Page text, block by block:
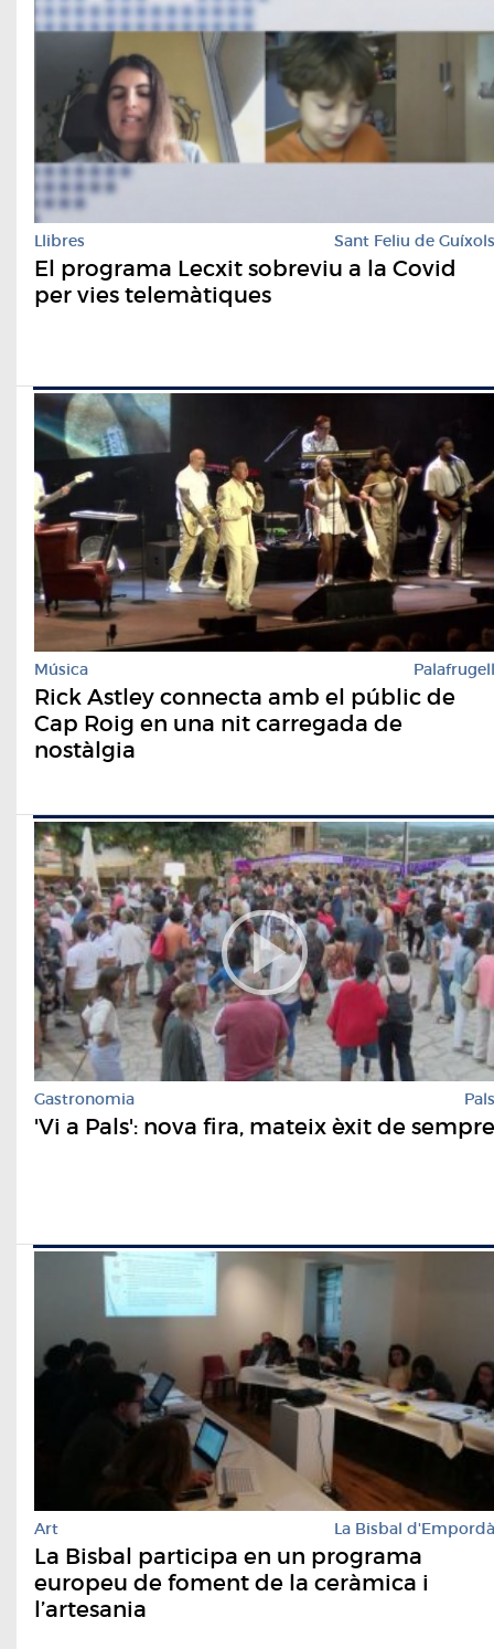
Llibres Sant Feliu de Guíxols
El programa Lecxit sobreviu a la Covid
per vies telemàtiques
Música Palafrugell
Rick Astley connecta amb el públic de
Cap Roig en una nit carregada de
nostàlgia
Gastronomia Pals
'Vi a Pals': nova fira, mateix èxit de sempre
Art La Bisbal d'Empordà
La Bisbal participa en un programa
europeu de foment de la ceràmica i
l’artesania